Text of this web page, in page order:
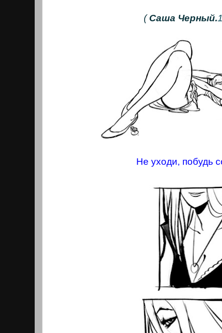
(Саша Черный.
Не уходи, побудь